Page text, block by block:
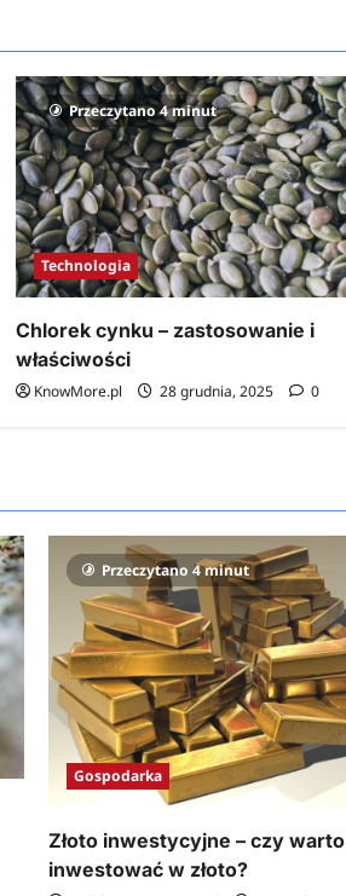
Przeczytano 4 minut
Technologia
Chlorek cynku – zastosowanie i
właściwości
KnowMore.pl 28 grudnia, 2025 0
Przeczytano 4 minut
Gospodarka
Złoto inwestycyjne – czy warto
inwestować w złoto?